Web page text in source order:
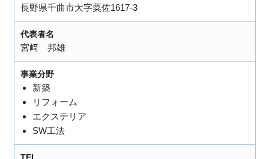
長野県千曲市大字粟佐1617-3
代表者名
宮﨑 邦雄
事業分野
新築
リフォーム
エクステリア
SW工法